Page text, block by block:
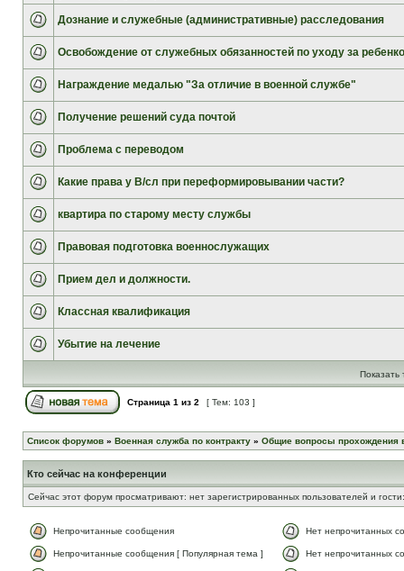
Дознание и служебные (административные) расследования
Освобождение от служебных обязанностей по уходу за
Награждение медалью "За отличие в военной службе"
Получение решений суда почтой
Проблема с переводом
Какие права у В/сл при переформировывании части?
квартира по старому месту службы
Правовая подготовка военнослужащих
Прием дел и должности.
Классная квалификация
Убытие на лечение
Показать
Страница 1 из 2 [ Тем: 103 ]
Список форумов » Военная служба по контракту » Общие вопросы прохождения
Кто сейчас на конференции
Сейчас этот форум просматривают: нет зарегистрированных пользователей и
Непрочитанные сообщения Нет непрочитанных
Непрочитанные сообщения [ Популярная тема ] Нет непрочитанных